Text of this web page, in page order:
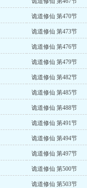
诡道修仙 第470节
诡道修仙 第473节
诡道修仙 第476节
诡道修仙 第479节
诡道修仙 第482节
诡道修仙 第485节
诡道修仙 第488节
诡道修仙 第491节
诡道修仙 第494节
诡道修仙 第497节
诡道修仙 第500节
诡道修仙 第503节